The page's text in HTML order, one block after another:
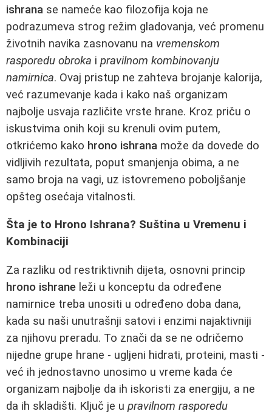
ishrana se nameće kao filozofija koja ne
podrazumeva strog režim gladovanja, već promenu
životnih navika zasnovanu na vremenskom
rasporedu obroka i pravilnom kombinovanju
namirnica. Ovaj pristup ne zahteva brojanje kalorija,
već razumevanje kada i kako naš organizam
najbolje usvaja različite vrste hrane. Kroz priču o
iskustvima onih koji su krenuli ovim putem,
otkrićemo kako hrono ishrana može da dovede do
vidljivih rezultata, poput smanjenja obima, a ne
samo broja na vagi, uz istovremeno poboljšanje
opšteg osećaja vitalnosti.
Šta je to Hrono Ishrana? Suština u Vremenu i
Kombinaciji
Za razliku od restriktivnih dijeta, osnovni princip
hrono ishrane leži u konceptu da određene
namirnice treba unositi u određeno doba dana,
kada su naši unutrašnji satovi i enzimi najaktivniji
za njihovu preradu. To znači da se ne odričemo
nijedne grupe hrane - ugljeni hidrati, proteini, masti -
već ih jednostavno unosimo u vreme kada će
organizam najbolje da ih iskoristi za energiju, a ne
da ih skladišti. Ključ je u pravilnom rasporedu